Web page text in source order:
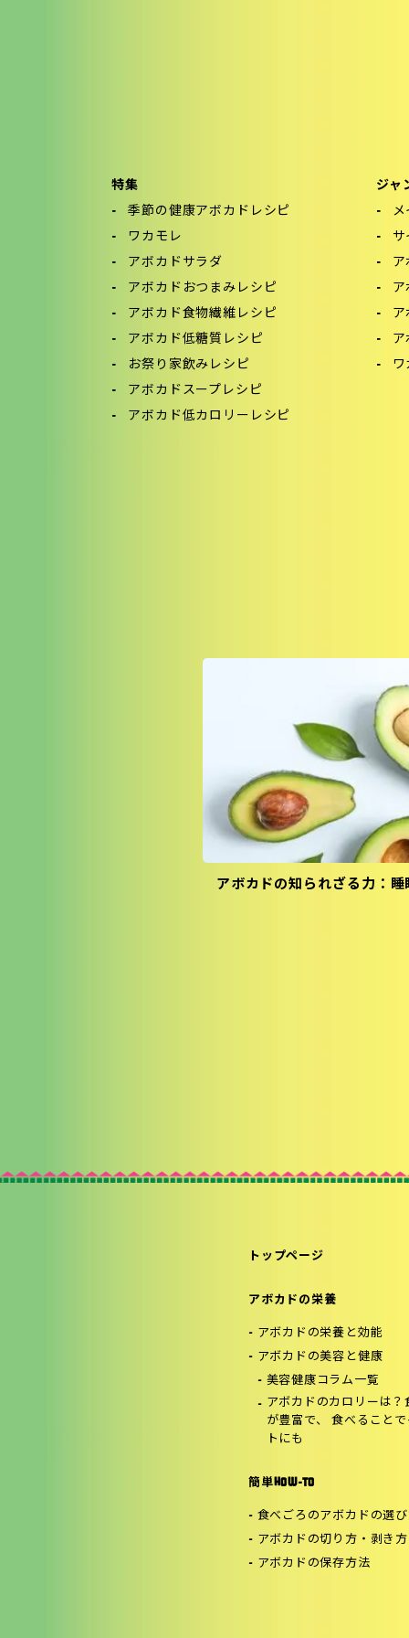
特集
季節の健康アボカドレシピ
ワカモレ
アボカドサラダ
アボカドおつまみレシピ
アボカド食物繊維レシピ
アボカド低糖質レシピ
お祭り家飲みレシピ
アボカドスープレシピ
アボカド低カロリーレシピ
ジャ
アボカドの知られざる力：
トップページ
アボカドの栄養
アボカドの栄養と効能
アボカドの美容と健康
美容健康コラム一覧
アボカドのカロリーは？
が豊富で、 食べること
トにも
簡単HOW-TO
食べごろのアボカドの選
アボカドの切り方・剥き方
アボカドの保存方法